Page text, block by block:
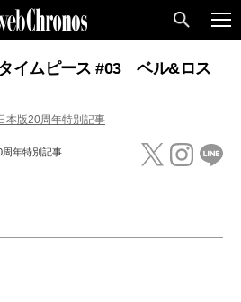
イムピース #03 ベル&ロス
本版20周年特別記事
周年特別記事